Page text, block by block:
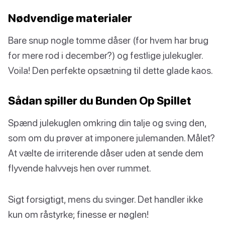
Nødvendige materialer
Bare snup nogle tomme dåser (for hvem har brug
for mere rod i december?) og festlige julekugler.
Voila! Den perfekte opsætning til dette glade kaos.
Sådan spiller du Bunden Op Spillet
Spænd julekuglen omkring din talje og sving den,
som om du prøver at imponere julemanden. Målet?
At vælte de irriterende dåser uden at sende dem
flyvende halvvejs hen over rummet.
Sigt forsigtigt, mens du svinger. Det handler ikke
kun om råstyrke; finesse er nøglen!